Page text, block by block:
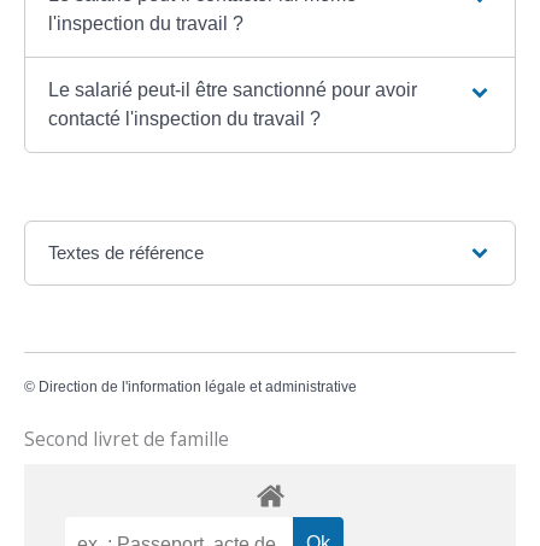
l'inspection du travail ?
Le salarié peut-il être sanctionné pour avoir
contacté l'inspection du travail ?
Textes de référence
© Direction de l'information légale et administrative
Second livret de famille